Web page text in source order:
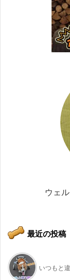
ウェ
最近の投稿
いつもと